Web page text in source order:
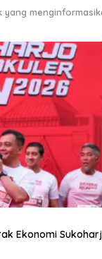
yang
Ekonomi